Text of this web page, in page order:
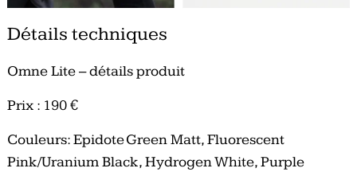
Détails techniques
Omne Lite – détails produit
Prix : 190 €
Couleurs: Epidote Green Matt, Fluorescent
Pink/Uranium Black, Hydrogen White, Purple